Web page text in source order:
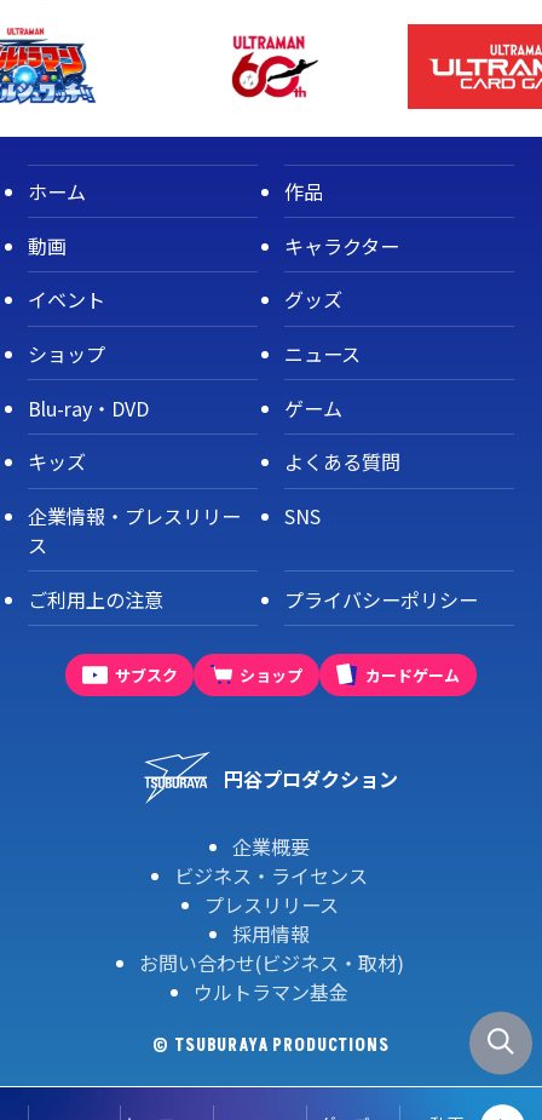
ホーム
作品
動画
キャラクター
イベント
グッズ
ショップ
ニュース
Blu-ray・DVD
ゲーム
キッズ
よくある質問
企業情報・プレスリリー
ス
SNS
ご利用上の注意 プライバシーポリシー
サブスク ショップ カードゲーム
円谷プロダクション
企業概要
ビジネス・ライセンス
プレスリリース
採用情報
お問い合わせ(ビジネス・取材)
ウルトラマン基金
© TSUBURAYA PRODUCTIONS